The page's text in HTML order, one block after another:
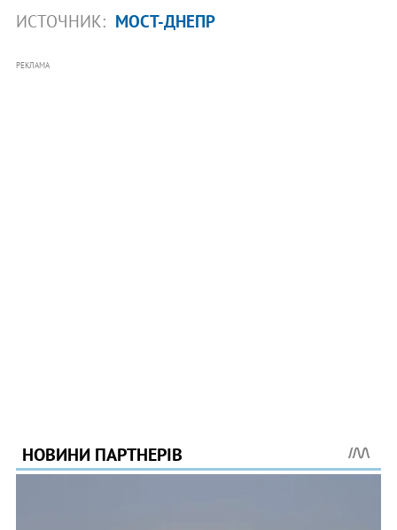
ИСТОЧНИК: МОСТ-ДНЕПР
РЕКЛАМА